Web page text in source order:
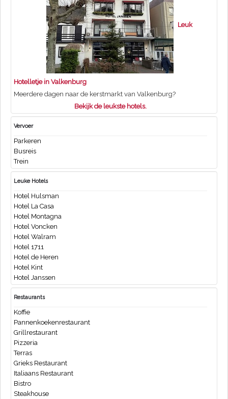
Leuk
Hotelletje in Valkenburg
Meerdere dagen naar de kerstmarkt van Valkenburg?
Bekijk de leukste hotels.
Vervoer
Parkeren
Busreis
Trein
Leuke Hotels
Hotel Hulsman
Hotel La Casa
Hotel Montagna
Hotel Voncken
Hotel Walram
Hotel 1711
Hotel de Heren
Hotel Kint
Hotel Janssen
Restaurants
Koffie
Pannenkoekenrestaurant
Grillrestaurant
Pizzeria
Terras
Grieks Restaurant
Italiaans Restaurant
Bistro
Steakhouse